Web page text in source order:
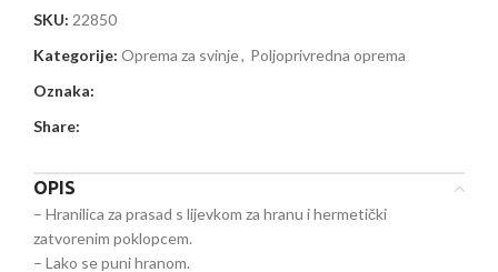
SKU: 22850
Kategorije: Oprema za svinje, Poljoprivredna oprema
Oznaka:
Share:
OPIS
– Hranilica za prasad s lijevkom za hranu i hermetički
zatvorenim poklopcem.
– Lako se puni hranom.